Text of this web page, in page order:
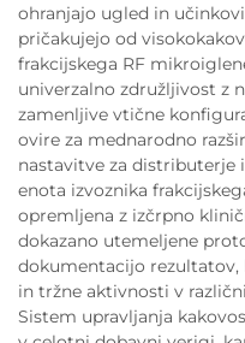
ohranjajo ugled in
pričakujejo od
frakcijskega RF
univerzalno združljivost z
zamenljive vtične
ovire za mednarodno
nastavitve za distributerje
enota izvoznika
opremljena z izčrpno
dokazano utemeljene
dokumentacijo
in tržne aktivnosti v
Sistem upravljanja